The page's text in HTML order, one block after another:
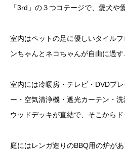
「3rd」の３つコテージで、愛犬や
室内はペットの足に優しいタイル
ンちゃんとネコちゃんが自由に過す
室内には冷暖房・テレビ・DVDプ
ー・空気清浄機・遮光カーテン・
ウッドデッキが直結で、そこからド
庭にはレンガ造りのBBQ用の炉が